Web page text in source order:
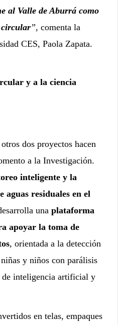
al Valle de Aburrá como
circular”, comenta la
CES, Paola Zapata.
y a la ciencia
dos proyectos hacen
a la Investigación.
inteligente y la
aguas residuales en el
una plataforma
apoyar la toma de
, orientada a la detección
y niños con parálisis
de inteligencia artificial y
en telas, empaques